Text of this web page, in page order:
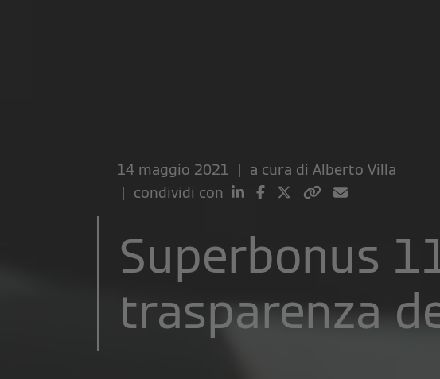
14 maggio 2021 | a cura di Alberto Villa
| condividi con
Superbonus
trasparenza